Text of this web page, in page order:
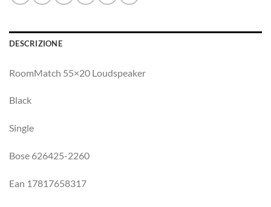
DESCRIZIONE
RoomMatch 55×20 Loudspeaker
Black
Single
Bose 626425-2260
Ean 17817658317